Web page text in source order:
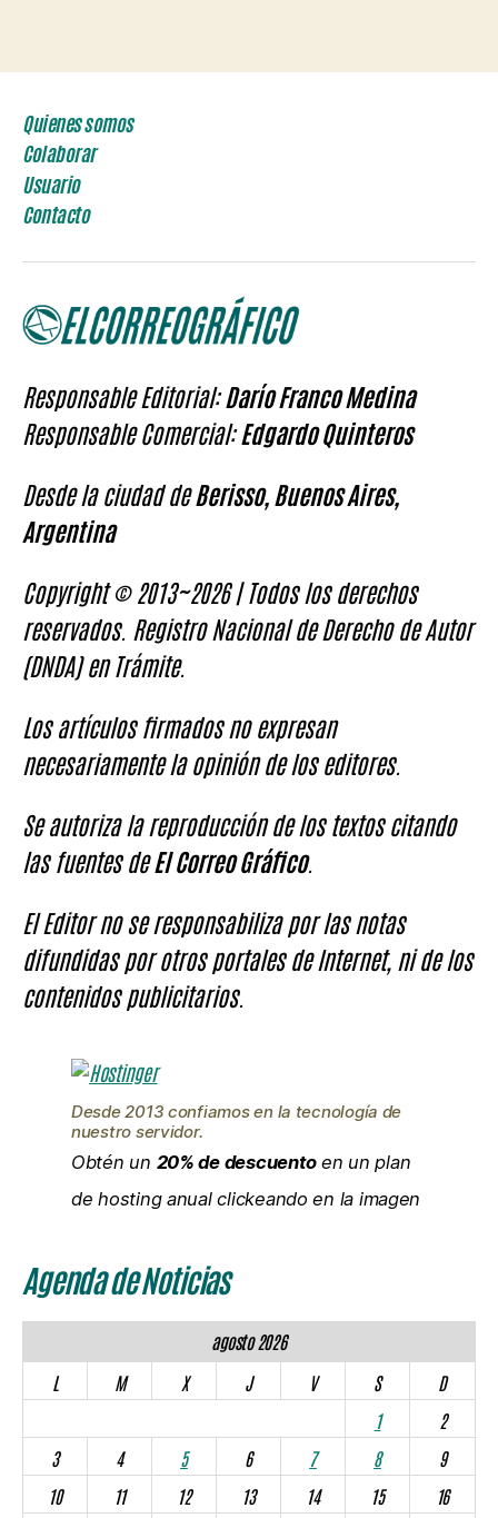
Quienes somos
Colaborar
Usuario
Contacto
Responsable Editorial:Darío Franco Medina
Responsable Comercial:Edgardo Quinteros
Desde la ciudad deBerisso, Buenos Aires,
Argentina
Copyright © 2013~2026 | Todos los derechos
reservados. Registro Nacional de Derecho de Autor
(DNDA) en Trámite.
Los artículos firmados no expresan
necesariamente la opinión de los editores.
Se autoriza la reproducción de los textos citando
las fuentes deEl Correo Gráfico.
El Editor no se responsabiliza por las notas
difundidas por otros portales de Internet, ni de los
contenidos publicitarios.
Desde 2013 confiamos en la tecnología de
nuestro servidor.
Obtén un 20% de descuentoen un plan
de hosting anual clickeando en la imagen
Agenda de Noticias
agosto 2026
L
M X J V S
D
1
2
3
4 5 6 7 8
9
10
11 12 13 14 15
16